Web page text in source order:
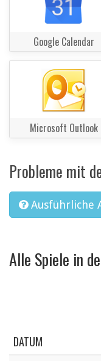
Google Calendar
Microsoft Outlook
Probleme mit
Ausführliche
Alle Spiele in
DATUM